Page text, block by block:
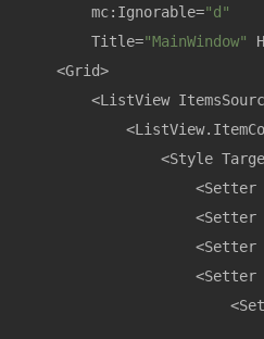
        mc:Ignorable=
"d"
        Title=
"MainWindow"
    <Grid>
<ListView
<Style
<Setter
<Setter
<Setter
<Setter